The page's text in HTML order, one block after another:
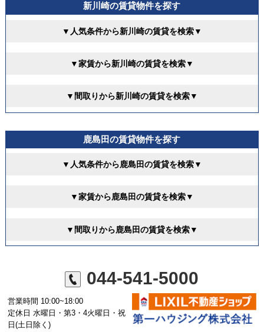
新川崎の賃貸物件を探す
▼人気条件から新川崎の賃貸を検索▼
▼家賃から新川崎の賃貸を検索▼
▼間取りから新川崎の賃貸を検索▼
鹿島田の賃貸物件を探す
▼人気条件から鹿島田の賃貸を検索▼
▼家賃から鹿島田の賃貸を検索▼
▼間取りから鹿島田の賃貸を検索▼
044-541-5000
営業時間 10:00~18:00
定休日 水曜日・第3・4火曜日・祝
日(土日除く)